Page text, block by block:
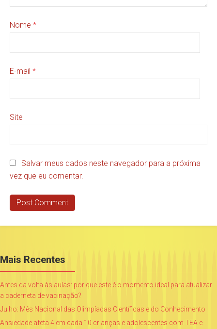
Nome *
E-mail *
Site
Salvar meus dados neste navegador para a próxima
vez que eu comentar.
Mais Recentes
Antes da volta às aulas: por que este é o momento ideal para atualizar
a caderneta de vacinação?
Julho: Mês Nacional das Olimpíadas Científicas e do Conhecimento
Ansiedade afeta 4 em cada 10 crianças e adolescentes com TEA e